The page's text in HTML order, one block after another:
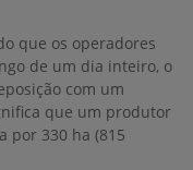
que os operadores
de um dia inteiro, o
com um
que um produtor
por 330 ha (815